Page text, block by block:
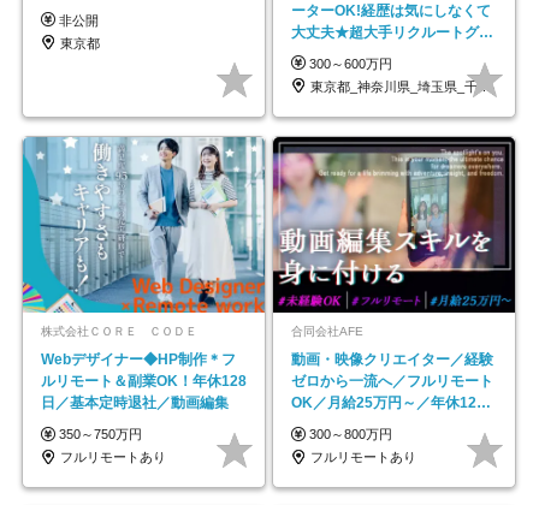
非公開
東京都
ーターOK!経歴は気にしなくて
大丈夫★超大手リクルートグル
ープの正社員/sg
300～600万円
東京都_神奈川県_埼玉県_千葉県_大阪府…
株式会社ＣＯＲＥ ＣＯＤＥ
Webデザイナー◆HP制作＊フ
ルリモート＆副業OK！年休128
日／基本定時退社／動画編集
350～750万円
フルリモートあり
合同会社AFE
動画・映像クリエイター／経験
ゼロから一流へ／フルリモート
OK／月給25万円～／年休125
日以上
300～800万円
フルリモートあり